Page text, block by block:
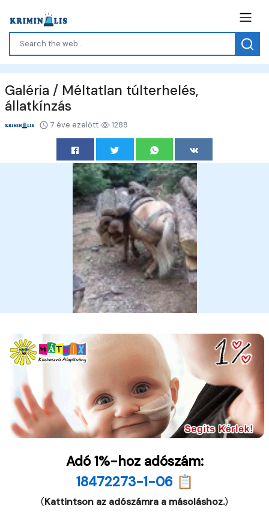
Galéria / Méltatlan túlterhelés,
állatkínzás
7 éve ezelőtt 1288
Adó 1%-hoz adószám:
18472273-1-06 📋
(Kattintson az adószámra a másoláshoz.)